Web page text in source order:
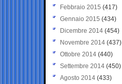
Febbraio 2015 (417)
Gennaio 2015 (434)
Dicembre 2014 (454)
Novembre 2014 (437)
Ottobre 2014 (440)
Settembre 2014 (450)
Agosto 2014 (433)